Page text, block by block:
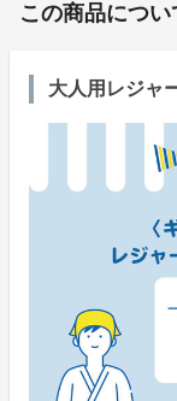
この商品につい
大人用レジャ